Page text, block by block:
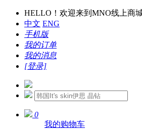
HELLO！欢迎来到MNO线上商城
中文 ENG
手机版
我的订单
我的消息
[登录]
0
我的购物车